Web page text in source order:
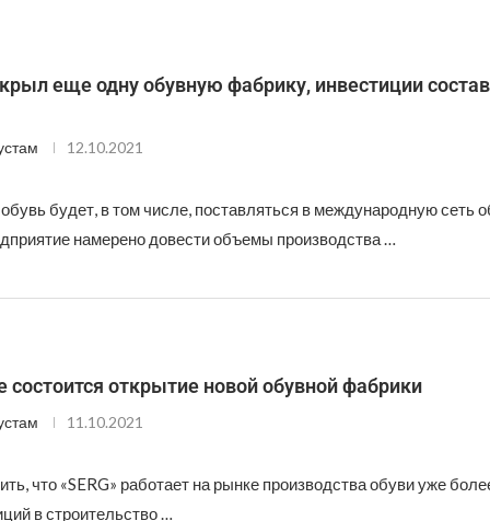
еще одну обувную фабрику, инвестиции
12.10.2021
будет, в том числе, поставляться в международную сеть
намерено довести объемы производства …
состоится открытие новой обувной фабрики
11.10.2021
что «SERG» работает на рынке производства обуви уже
в строительство …